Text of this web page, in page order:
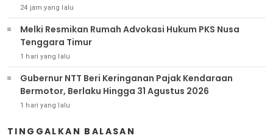
24 jam yang lalu
Melki Resmikan Rumah Advokasi Hukum PKS Nusa
Tenggara Timur
1 hari yang lalu
Gubernur NTT Beri Keringanan Pajak Kendaraan
Bermotor, Berlaku Hingga 31 Agustus 2026
1 hari yang lalu
TINGGALKAN BALASAN